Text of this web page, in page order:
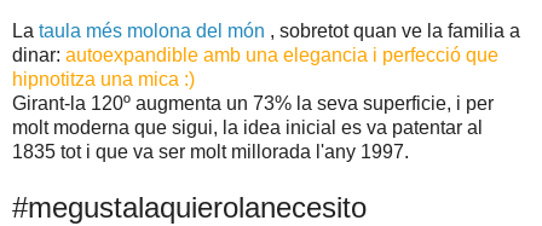
La taula més molona del món , sobretot quan ve la familia a
dinar: autoexpandible amb una elegancia i perfecció que
hipnotitza una mica :)
Girant-la 120º augmenta un 73% la seva superficie, i per
molt moderna que sigui, la idea inicial es va patentar al
1835 tot i que va ser molt millorada l'any 1997.
#megustalaquierolanecesito